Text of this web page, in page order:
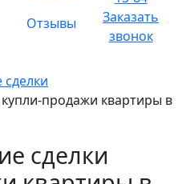
Отзывы
Заказать
звонок
продажи квартиры в
сделки